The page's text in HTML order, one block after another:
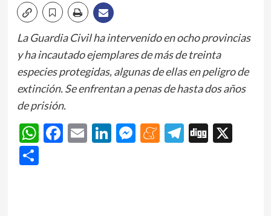
La Guardia Civil ha intervenido en ocho provincias
y ha incautado ejemplares de más de treinta
especies protegidas, algunas de ellas en peligro de
extinción. Se enfrentan a penas de hasta dos años
de prisión.
WhatsApp
Facebook
EmailLinkedIn
Messenger
Meneame
Telegram
Digg
X
Share